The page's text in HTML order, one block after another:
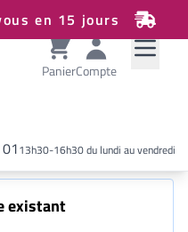
en 15 jours
PanierCompte
13h30-16h30 du lundi au vendredi
existant